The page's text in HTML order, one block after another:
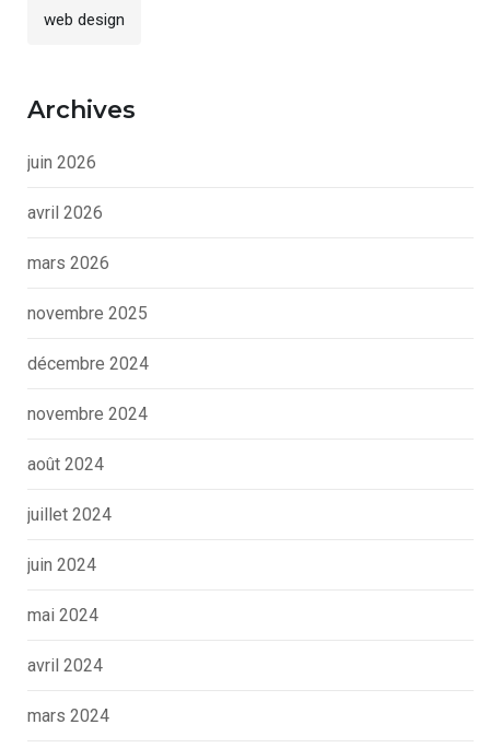
web design
Archives
juin 2026
avril 2026
mars 2026
novembre 2025
décembre 2024
novembre 2024
août 2024
juillet 2024
juin 2024
mai 2024
avril 2024
mars 2024